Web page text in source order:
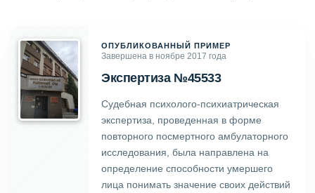
ОПУБЛИКОВАННЫЙ ПРИМЕР
Завершена в ноябре 2017 года
Экспертиза №45533
Судебная психолого-психиатрическая
экспертиза, проведенная в форме
повторного посмертного амбулаторного
исследования, была направлена на
определение способности умершего
лица понимать значение своих действий